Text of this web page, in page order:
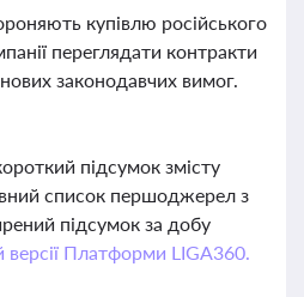
купівлю російського
переглядати контракти
законодавчих вимог.
підсумок змісту
список першоджерел з
підсумок за добу
версії Платформи LIGA360.